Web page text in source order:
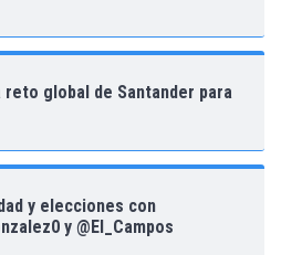
reto global de Santander para
y elecciones con
y @El_Campos